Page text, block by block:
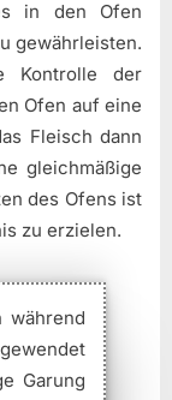
in den Ofen
gewährleisten.
Kontrolle der
Ofen auf eine
Fleisch dann
gleichmäßige
des Ofens ist
zu erzielen.
während
Garung